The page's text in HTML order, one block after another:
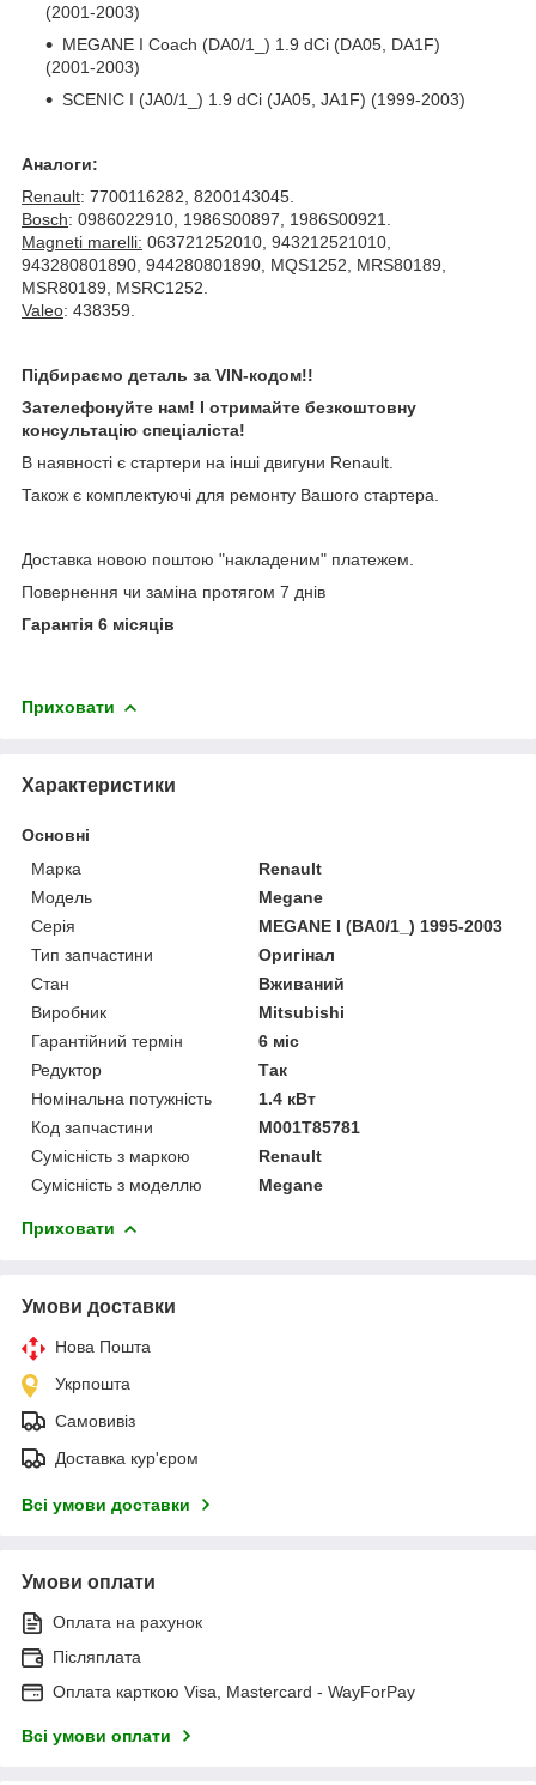
(2001-2003)
MEGANE I Coach (DA0/1_) 1.9 dCi (DA05, DA1F)
(2001-2003)
SCENIC I (JA0/1_) 1.9 dCi (JA05, JA1F) (1999-2003)
Аналоги:
Renault: 7700116282, 8200143045.
Bosch: 0986022910, 1986S00897, 1986S00921.
Magneti marelli: 063721252010, 943212521010,
943280801890, 944280801890, MQS1252, MRS80189,
MSR80189, MSRC1252.
Valeo: 438359.
Підбираємо деталь за VIN-кодом!!
Зателефонуйте нам! І отримайте безкоштовну
консультацію спеціаліста!
В наявності є стартери на інші двигуни Renault.
Також є комплектуючі для ремонту Вашого стартера.
Доставка новою поштою "накладеним" платежем.
Повернення чи заміна протягом 7 днів
Гарантія 6 місяців
Приховати
Характеристики
Основні
Марка
Renault
Модель
Megane
Серія
MEGANE I (BA0/1_) 1995-2003
Тип запчастини
Оригінал
Стан
Вживаний
Виробник
Mitsubishi
Гарантійний термін
6 міс
Редуктор
Так
Номінальна потужність
1.4 кВт
Код запчастини
M001T85781
Сумісність з маркою
Renault
Сумісність з моделлю
Megane
Приховати
Умови доставки
Нова Пошта
Укрпошта
Самовивіз
Доставка кур'єром
Всі умови доставки
Умови оплати
Оплата на рахунок
Післяплата
Оплата карткою Visa, Mastercard - WayForPay
Всі умови оплати